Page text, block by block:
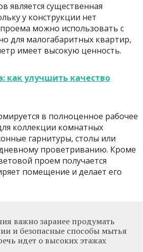
является существенная
у конструкции нет
можно использовать с
для малогабаритных квартир,
имеет высокую ценность.
как улучшить качество
в полноценное рабочее
коллекции комнатных
гарнитуры, столы или
проветриванию. Кроме
проем получается
помещение и делает его
важно заранее продумать
и безопасные способы мытья
идет о высоких этажах